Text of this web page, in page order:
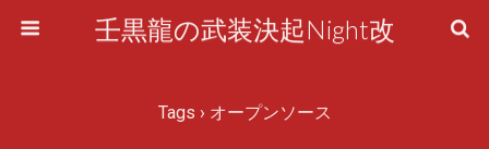
壬黒龍の武装決起Night改
Tags › オープンソース